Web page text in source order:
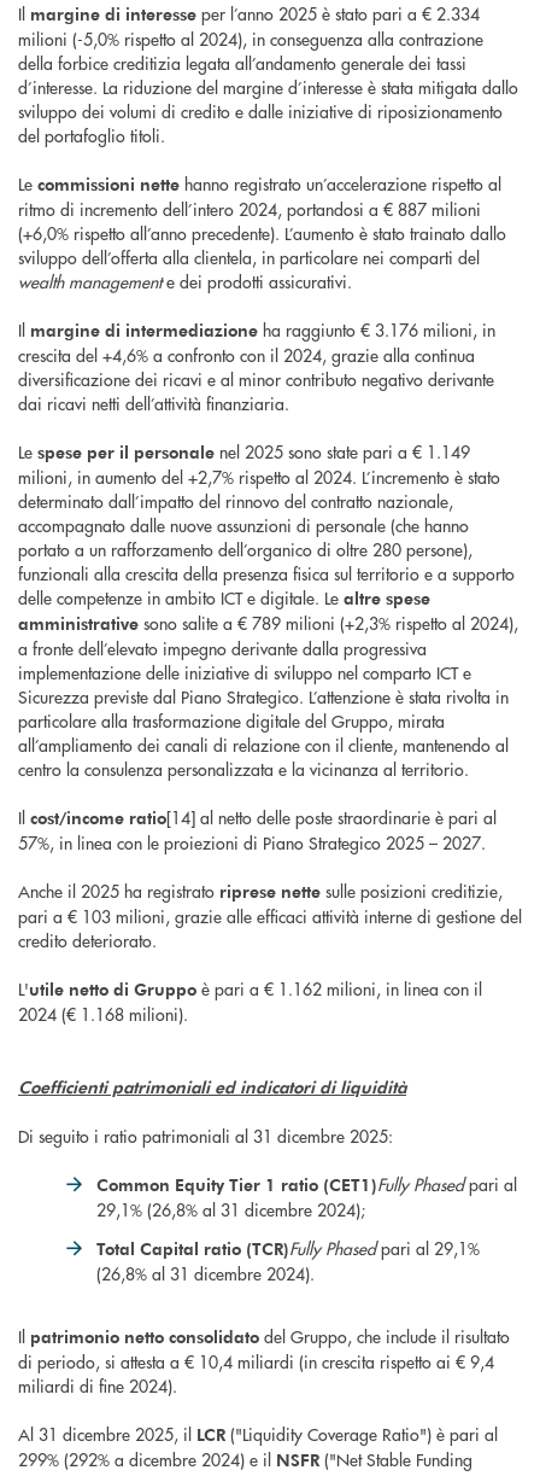
Il margine di interesse per l’anno 2025 è stato pari a € 2.334
milioni (-5,0% rispetto al 2024), in conseguenza alla contrazione
della forbice creditizia legata all’andamento generale dei tassi
d’interesse. La riduzione del margine d’interesse è stata mitigata dallo
sviluppo dei volumi di credito e dalle iniziative di riposizionamento
del portafoglio titoli.
Le commissioni nette hanno registrato un’accelerazione rispetto al
ritmo di incremento dell’intero 2024, portandosi a € 887 milioni
(+6,0% rispetto all’anno precedente). L’aumento è stato trainato dallo
sviluppo dell’offerta alla clientela, in particolare nei comparti del
wealth managemente dei prodotti assicurativi.
Il margine di intermediazione ha raggiunto € 3.176 milioni, in
crescita del +4,6% a confronto con il 2024, grazie alla continua
diversificazione dei ricavi e al minor contributo negativo derivante
dai ricavi netti dell’attività finanziaria.
Le spese per il personale nel 2025 sono state pari a € 1.149
milioni, in aumento del +2,7% rispetto al 2024. L’incremento è stato
determinato dall’impatto del rinnovo del contratto nazionale,
accompagnato dalle nuove assunzioni di personale (che hanno
portato a un rafforzamento dell’organico di oltre 280 persone),
funzionali alla crescita della presenza fisica sul territorio e a supporto
delle competenze in ambito ICT e digitale. Le altre spese
amministrative sono salite a € 789 milioni (+2,3% rispetto al 2024),
a fronte dell’elevato impegno derivante dalla progressiva
implementazione delle iniziative di sviluppo nel comparto ICT e
Sicurezza previste dal Piano Strategico. L’attenzione è stata rivolta in
particolare alla trasformazione digitale del Gruppo, mirata
all’ampliamento dei canali di relazione con il cliente, mantenendo al
centro la consulenza personalizzata e la vicinanza al territorio.
Il cost/income ratio[14] al netto delle poste straordinarie è pari al
57%, in linea con le proiezioni di Piano Strategico 2025 – 2027.
Anche il 2025 ha registrato riprese nette sulle posizioni creditizie,
pari a € 103 milioni, grazie alle efficaci attività interne di gestione del
credito deteriorato.
L'utile netto di Gruppo è pari a € 1.162 milioni, in linea con il
2024 (€ 1.168 milioni).
Coefficienti patrimoniali ed indicatori di liquidità
Di seguito i ratio patrimoniali al 31 dicembre 2025:
Common Equity Tier 1 ratio (CET1)Fully Phasedpari al
29,1% (26,8% al 31 dicembre 2024);
Total Capital ratio (TCR)Fully Phasedpari al 29,1%
(26,8% al 31 dicembre 2024).
Il patrimonio netto consolidato del Gruppo, che include il risultato
di periodo, si attesta a € 10,4 miliardi (in crescita rispetto ai € 9,4
miliardi di fine 2024).
Al 31 dicembre 2025, il LCR ("Liquidity Coverage Ratio") è pari al
299% (292% a dicembre 2024) e il NSFR ("Net Stable Funding